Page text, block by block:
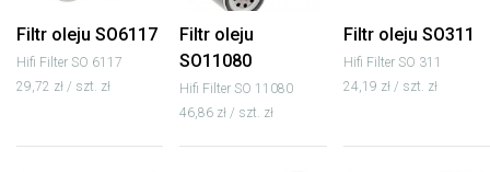
Filtr oleju SO6117
Hifi Filter SO 6117
29,72 zł / szt. zł
Filtr oleju
SO11080
Hifi Filter SO 11080
46,86 zł / szt. zł
Filtr oleju SO311
Hifi Filter SO 311
24,19 zł / szt. zł